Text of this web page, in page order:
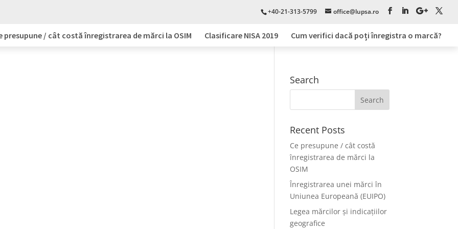
+40-21-313-5799 office@lupsa.ro
presupune / cât costă înregistrarea de mărci la OSIM Clasificare NISA 2019 Cum verifici dacă poți înregistra o marcă?
Search
Recent Posts
Ce presupune / cât costă
înregistrarea de mărci la
OSIM
Înregistrarea unei mărci în
Uniunea Europeană (EUIPO)
Legea mărcilor și indicațiilor
geografice